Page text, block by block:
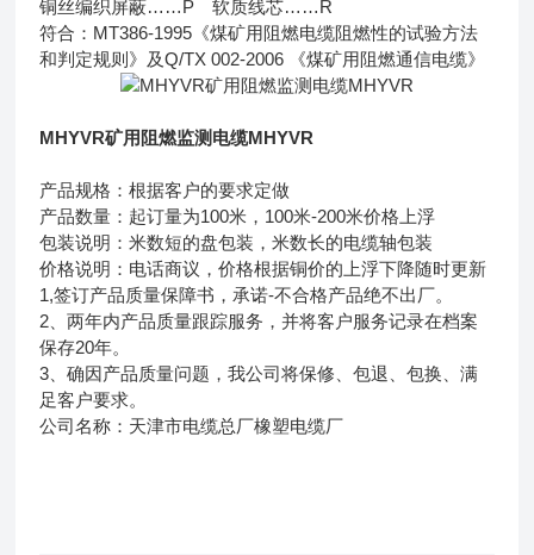
铜丝编织屏蔽……P 软质线芯……R
符合：MT386-1995《煤矿用阻燃电缆阻燃性的试验方法
和判定规则》及Q/TX 002-2006 《煤矿用阻燃通信电缆》
MHYVR矿用阻燃监测电缆MHYVR
产品规格：根据客户的要求定做
产品数量：起订量为100米，100米-200米价格上浮
包装说明：米数短的盘包装，米数长的电缆轴包装
价格说明：电话商议，价格根据铜价的上浮下降随时更新
1,签订产品质量保障书，承诺-不合格产品绝不出厂。
2、两年内产品质量跟踪服务，并将客户服务记录在档案
保存20年。
3、确因产品质量问题，我公司将保修、包退、包换、满
足客户要求。
公司名称：天津市电缆总厂橡塑电缆厂